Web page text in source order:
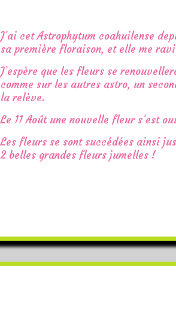
J’ai cet Astrophytum coahuilense
sa première floraison, et elle me
J’espère que les fleurs se
comme sur les autres astro, un
la relève.
Le 11 Août une nouvelle fleur s’est
Les fleurs se sont succédées ainsi
2 belles grandes fleurs jumelles !